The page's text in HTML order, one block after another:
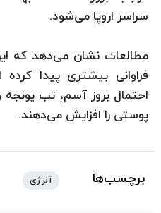
سراسر اروپا می‌شود.
مطالعات نشان می‌دهد كه
فراوانی بیشتری پیدا
احتمال بروز آسم، تب یونجه
پوستی را افزایش می‌دهند.
برچسب‌ها آلرژی